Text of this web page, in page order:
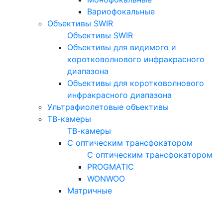
Вариофокальные
Объективы SWIR
Объективы SWIR
Объективы для видимого и
коротковолнового инфракрасного
диапазона
Объективы для коротковолнового
инфракрасного диапазона
Ультрафиолетовые объективы
ТВ-камеры
ТВ-камеры
С оптическим трансфокатором
С оптическим трансфокатором
PROGMATIC
WONWOO
Матричные